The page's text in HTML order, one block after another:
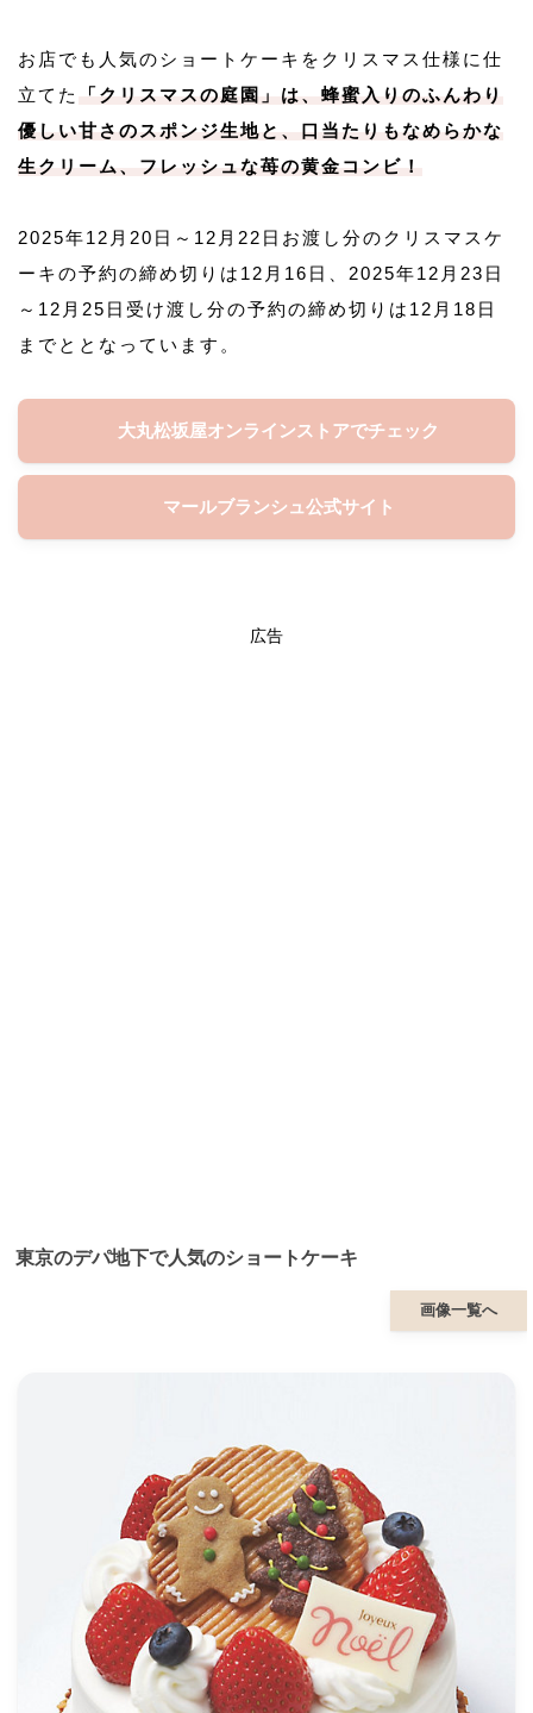
お店でも人気のショートケーキをクリスマス仕様に仕
立てた
「クリスマスの庭園」は、蜂蜜入りのふんわり
優しい甘さのスポンジ生地と、口当たりもなめらかな
生クリーム、フレッシュな苺の黄金コンビ！
2025年12月20日～12月22日お渡し分のクリスマスケ
ーキの予約の締め切りは12月16日、2025年12月23日
～12月25日受け渡し分の予約の締め切りは12月18日
までととなっています。
大丸松坂屋オンラインストアでチェック
マールブランシュ公式サイト
広告
東京のデパ地下で人気のショートケーキ
画像一覧へ